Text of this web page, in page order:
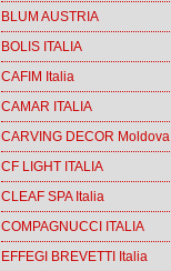
BLUM AUSTRIA
BOLIS ITALIA
CAFIM Italia
CAMAR ITALIA
CARVING DECOR Moldova
CF LIGHT ITALIA
CLEAF SPA Italia
COMPAGNUCCI ITALIA
EFFEGI BREVETTI Italia